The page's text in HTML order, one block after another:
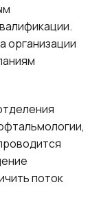
организации
поток